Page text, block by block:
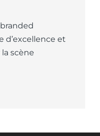
d’excellence et
scène